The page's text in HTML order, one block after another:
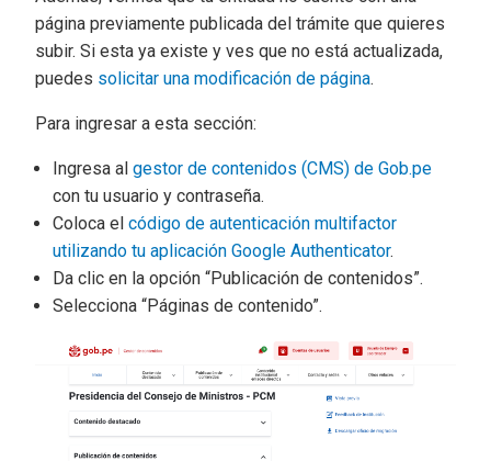
página previamente publicada del trámite que quieres
subir. Si esta ya existe y ves que no está actualizada,
puedes solicitar una modificación de página.
Para ingresar a esta sección:
Ingresa al gestor de contenidos (CMS) de Gob.pe
con tu usuario y contraseña.
Coloca el código de autenticación multifactor
utilizando tu aplicación Google Authenticator.
Da clic en la opción “Publicación de contenidos”.
Selecciona “Páginas de contenido”.